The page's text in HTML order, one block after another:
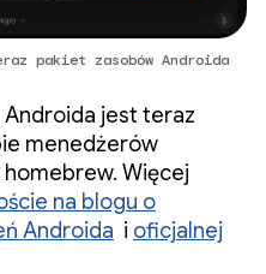
pakiet zasobów Androida
jest teraz
menedżerów
Więcej
na blogu o
Androida i oficjalnej